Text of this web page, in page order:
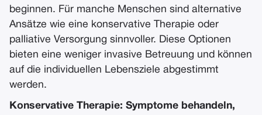
beginnen. Für manche Menschen sind alternative
Ansätze wie eine konservative Therapie oder
palliative Versorgung sinnvoller. Diese Optionen
bieten eine weniger invasive Betreuung und können
auf die individuellen Lebensziele abgestimmt
werden.
Konservative Therapie: Symptome behandeln,